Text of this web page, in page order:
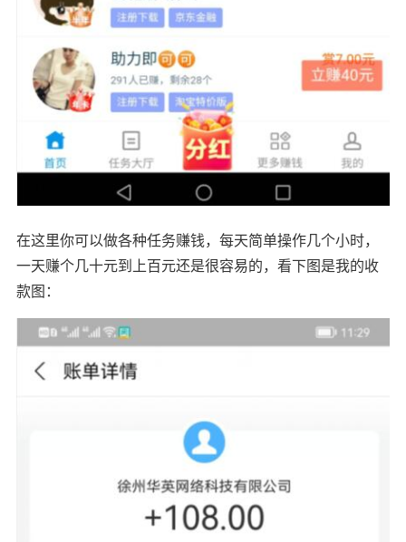
在这里你可以做各种任务赚钱，每天简单操作几个小时，
一天赚个几十元到上百元还是很容易的，看下图是我的收
款图：